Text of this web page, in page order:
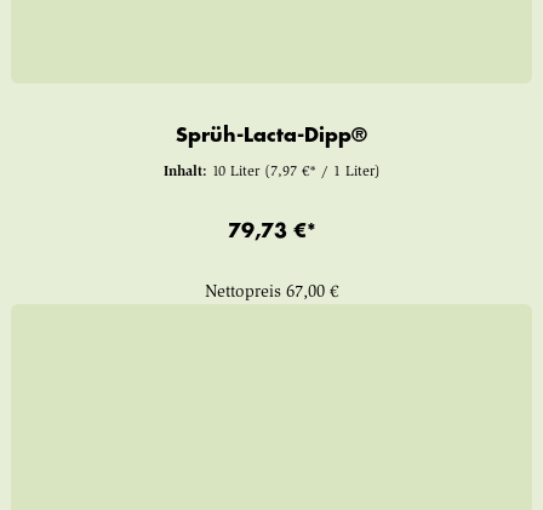
Sprüh-Lacta-Dipp®
Inhalt: 10 Liter (7,97 €* / 1 Liter)
79,73 €*
Nettopreis 67,00 €